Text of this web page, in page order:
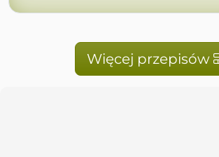
Więcej przepisów